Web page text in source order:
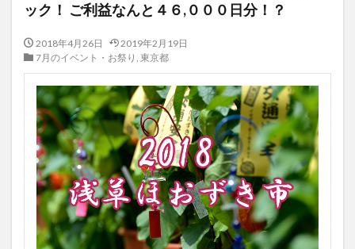
ック！ ご利益なんと４６,０００日分！？
2018年4月26日
2019年2月19日
7月のイベント・お祭り , 東京都